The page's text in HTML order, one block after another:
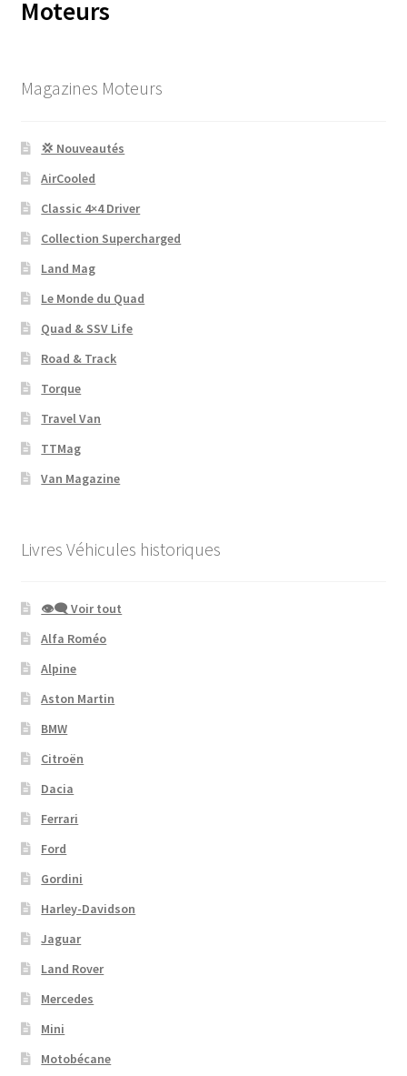
Moteurs
Magazines Moteurs
💢 Nouveautés
AirCooled
Classic 4×4 Driver
Collection Supercharged
Land Mag
Le Monde du Quad
Quad & SSV Life
Road & Track
Torque
Travel Van
TTMag
Van Magazine
Livres Véhicules historiques
👁‍🗨 Voir tout
Alfa Roméo
Alpine
Aston Martin
BMW
Citroën
Dacia
Ferrari
Ford
Gordini
Harley-Davidson
Jaguar
Land Rover
Mercedes
Mini
Motobécane